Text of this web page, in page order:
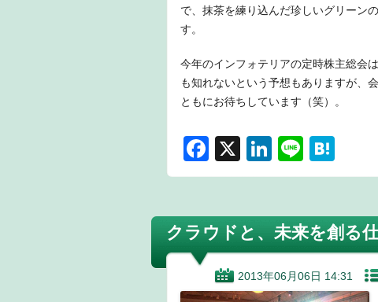
で、抹茶を練り込んだ珍しいグリーン
す。
今年のインフォテリアの定時株主総会
も知れないという予想もありますが、
ともにお待ちしています（笑）。
F
a
e
b
o
X
Li
n
e
dI
n
Li
n
at
n
a
クラウドと、未来を創る
2013年06月06日 14:31